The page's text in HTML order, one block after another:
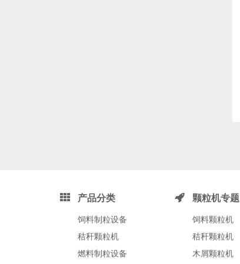
产品分类
饲料制粒设备
秸秆颗粒机
燃料制粒设备
颗粒机专题
饲料颗粒机
秸秆颗粒机
木屑颗粒机